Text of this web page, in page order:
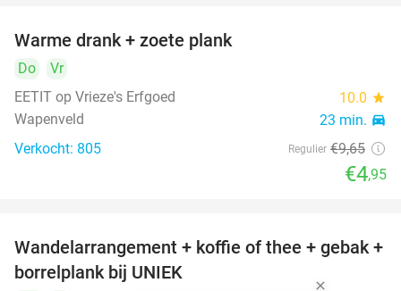
FULL
Warme drank + zoete plank
Do
Vr
EETIT op Vrieze's Erfgoed
10.0 star
Wapenveld 23 min. directions_car
Verkocht: 805 Regulier €9,65
€4,95
44%
FULL
Wandelarrangement + koffie of thee + gebak +
borrelplank bij UNIEK